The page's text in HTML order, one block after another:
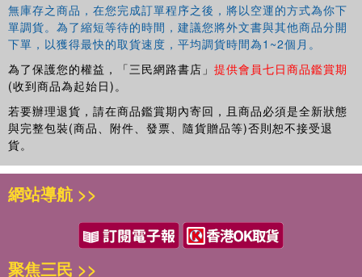
無庫存之商品，在您完成訂單程序之後，將以空運的方式為你下
單調貨。為了縮短等待的時間，建議您將外文書與其他商品分開
下單，以獲得最快的取貨速度，平均調貨時間為1~2個月。
為了保護您的權益，「三民網路書店」 提供會員七日商品鑑賞期
(收到商品為起始日)。
若要辦理退貨，請在商品鑑賞期內寄回，且商品必須是全新狀態
與完整包裝(商品、附件、發票、隨貨贈品等)否則恕不接受退
貨。
網站導航 >>
聚焦三民 >>